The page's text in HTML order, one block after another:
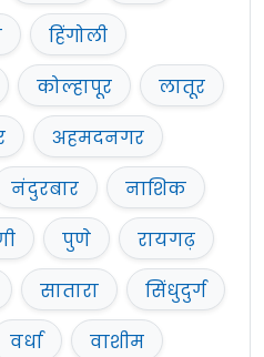
हिंगोली
कोल्हापूर
लातूर
अहमदनगर
नंदुरबार
नाशिक
पुणे
रायगढ़
सातारा
सिंधुदुर्ग
वर्धा
वाशीम